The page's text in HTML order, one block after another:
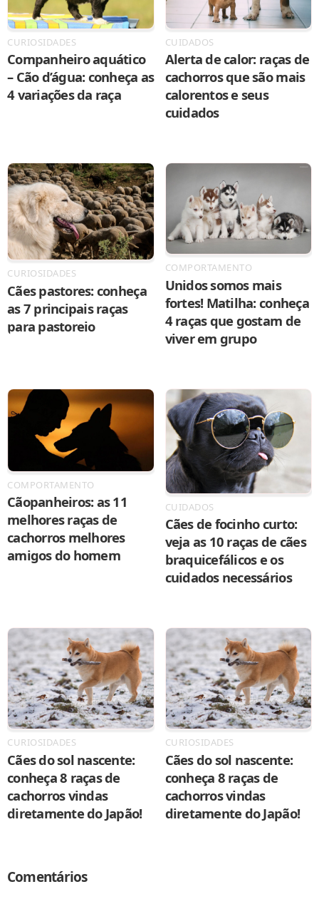
CURIOSIDADES
Companheiro aquático
– Cão d’água: conheça as
4 variações da raça
CUIDADOS
Alerta de calor: raças de
cachorros que são mais
calorentos e seus
cuidados
CURIOSIDADES
Cães pastores: conheça
as 7 principais raças
para pastoreio
COMPORTAMENTO
Unidos somos mais
fortes! Matilha: conheça
4 raças que gostam de
viver em grupo
COMPORTAMENTO
Cãopanheiros: as 11
melhores raças de
cachorros melhores
amigos do homem
CUIDADOS
Cães de focinho curto:
veja as 10 raças de cães
braquicefálicos e os
cuidados necessários
CURIOSIDADES
Cães do sol nascente:
conheça 8 raças de
cachorros vindas
diretamente do Japão!
CURIOSIDADES
Cães do sol nascente:
conheça 8 raças de
cachorros vindas
diretamente do Japão!
Comentários